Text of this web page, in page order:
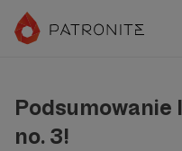
Podsumowanie
no. 3!